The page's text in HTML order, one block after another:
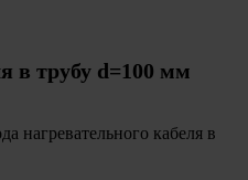
в трубу d=100 мм
нагревательного кабеля в